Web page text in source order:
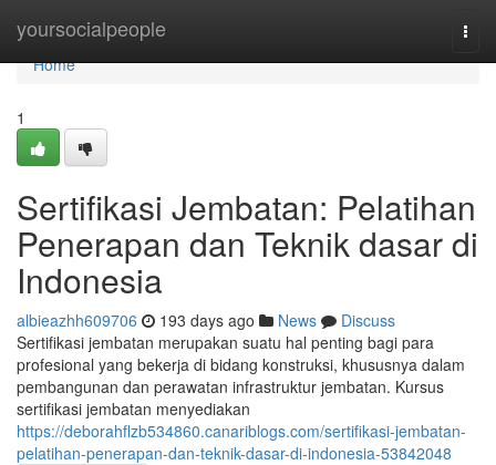
yoursocialpeople
Home
Home
1
Sertifikasi Jembatan: Pelatihan
Penerapan dan Teknik dasar di
Indonesia
albieazhh609706 193 days ago News
Discuss
Sertifikasi jembatan merupakan suatu hal penting bagi para
profesional yang bekerja di bidang konstruksi, khususnya dalam
pembangunan dan perawatan infrastruktur jembatan. Kursus
sertifikasi jembatan menyediakan
https://deborahflzb534860.canariblogs.com/sertifikasi-jembatan-
pelatihan-penerapan-dan-teknik-dasar-di-indonesia-53842048